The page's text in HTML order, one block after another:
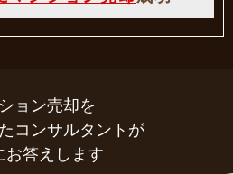
ョン売却を
コンサルタントが
お答えします